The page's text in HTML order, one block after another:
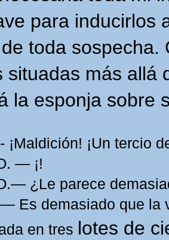
para inducirlos
toda sospecha.
situadas más allá
la esponja sobre
¡Maldición! ¡Un tercio
— ¡!
¿Le parece
Es demasiado que la
en tres lotes de